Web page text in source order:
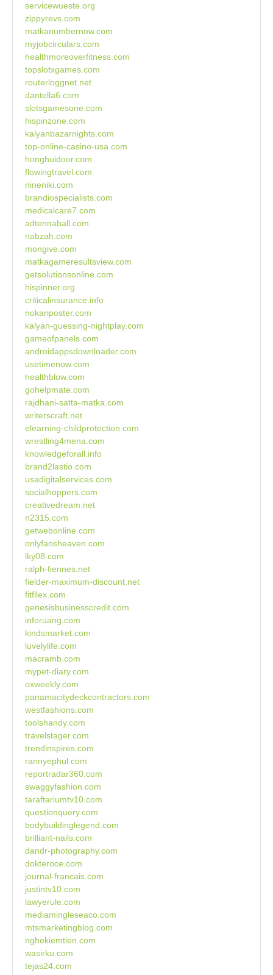
servicewueste.org
zippyrevs.com
matkanumbernow.com
myjobcirculars.com
healthmoreoverfitness.com
topslotxgames.com
routerloggnet.net
dantella6.com
slotsgamesone.com
hispinzone.com
kalyanbazarnights.com
top-online-casino-usa.com
honghuidoor.com
flowingtravel.com
nineniki.com
brandiospecialists.com
medicalcare7.com
adtennaball.com
nabzah.com
mongive.com
matkagameresultsview.com
getsolutionsonline.com
hispinner.org
criticalinsurance.info
nokariposter.com
kalyan-guessing-nightplay.com
gameofpanels.com
androidappsdownloader.com
usetimenow.com
healthblow.com
gohelpmate.com
rajdhani-satta-matka.com
writerscraft.net
elearning-childprotection.com
wrestling4mena.com
knowledgeforall.info
brand2lastio.com
usadigitalservices.com
socialhoppers.com
creativedream.net
n2315.com
getwebonline.com
onlyfansheaven.com
lky08.com
ralph-fiennes.net
fielder-maximum-discount.net
fitfllex.com
genesisbusinesscredit.com
inforuang.com
kindsmarket.com
luvelylife.com
macramb.com
mypet-diary.com
oxweekly.com
panamacitydeckcontractors.com
westfashions.com
toolshandy.com
travelstager.com
trendinspires.com
rannyephul.com
reportradar360.com
swaggyfashion.com
taraftariumtv10.com
questionquery.com
bodybuildinglegend.com
brilliant-nails.com
dandr-photography.com
dokteroce.com
journal-francais.com
justintv10.com
lawyerule.com
mediamingleseaco.com
mtsmarketingblog.com
nghekiemtien.com
wasirku.com
tejas24.com